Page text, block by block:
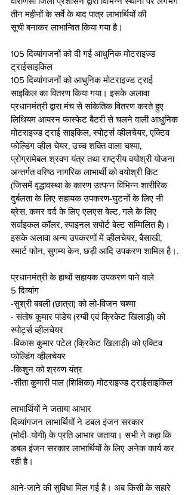
तीन महीनों के सर्वे के बाद पात्र लाभार्थियों की
सूची बनाकर लाभान्वित किया गया है।
105 दिव्यांगजनों को दी गई आधुनिक मोटराइज्ड
ट्राईसाइकिल
105 दिव्यांगजनों को आधुनिक मोटराइज्ड ट्राई
साइकिल का वितरण किया गया। इसके अलावा
प्रधानमंत्री द्वारा मंच से सांकेतिक वितरण करते हुए
लिथियम आयरन फास्फेट बैटरी से चलने वाली आधुनिक
मोटराइज्ड ट्राई साइकिल, स्पोर्ट्स व्हीलचेयर, एक्टिव
फोल्डिंग व्हील चेयर, उच्च शक्ति वाला चश्मा,
प्रोग्रामेबल श्रवण यंत्र तथा राष्ट्रीय वयोश्री योजना
अन्तर्गत वरिष्ठ नागरिक लाभार्थी को वयोश्री किट
(जिसमें वृद्धावस्था के कारण उत्पन्न विभिन्न शारीरिक
दुर्बलता के लिए सहायक उपकरण-घुटनों के लिए नी
ब्रेस, कमर दर्द के लिए एलएस बेल्ट, गले के लिए
सर्वाइकल कॉलर, स्पाइनल सपोर्ट बेल्ट सम्मिलित है)।
इसके अलावा अन्य उपकरणों में व्हीलचेयर, बैसाखी,
स्मार्ट फोन, सुगम्य केन, छड़ी आदि उपकरण शामिल है।.
प्रधानमंत्री के हाथों सहायक उपकरण पाने वाले
5 दिव्यांग
-सुश्री बबली (छात्रा) को लो-विजन चश्मा
- संतोष कुमार पांडेय (रग्बी एवं क्रिकेट खिलाड़ी) को
स्पोर्ट्स व्हीलचेयर
-विकास कुमार पटेल (क्रिकेट खिलाड़ी) को एक्टिव
फोल्डिंग व्हीलचेयर
-किशुन को श्रवण यंत्र
-सीता कुमारी पाल (शिक्षिका) मोटराइज्ड ट्राईसाइकिल
लाभार्थियों ने जताया आभार
दिव्यांगजन लाभार्थियों ने डबल इंजन सरकार
(मोदी-.योगी) के प्रति आभार जताया। सभी ने कहा कि
डबल इंजन सरकार लाभार्थियों के लिए अनेक कार्य कर
रही है।
आने-जाने की सुविधा मिल गई है। अब किसी के सहारे